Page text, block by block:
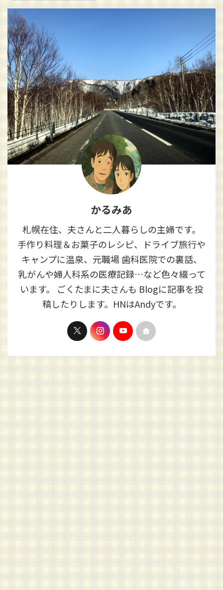
かるみあ
札幌在住、夫さんと二人暮らしの主婦です。
手作り料理＆お菓子のレシピ、ドライブ旅行や
キャンプに温泉、元職場 歯科医院での裏話、
乳がんや婦人科系の医療記録…など色々綴って
います。 ごくたまに夫さんも Blogに記事を投
稿したりします。HNはAndyです。